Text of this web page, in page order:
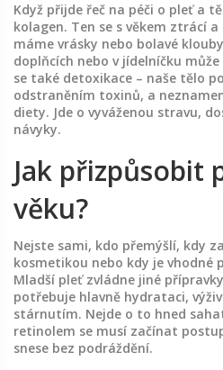
Když přijde řeč na péči o pleť a
kolagen. Ten se s věkem ztrácí
máme vrásky nebo bolavé
doplňcích nebo v jídelníčku
se také detoxikace – naše tělo
odstraněním toxinů, a
diety. Jde o vyváženou stravu,
návyky.
Jak přizpůsobit
věku?
Nejste sami, kdo přemýšlí, kdy
kosmetikou nebo kdy je vhodné
Mladší pleť zvládne jiné
potřebuje hlavně hydrataci,
stárnutím. Nejde o to hned
retinolem se musí začínat
snese bez podráždění.